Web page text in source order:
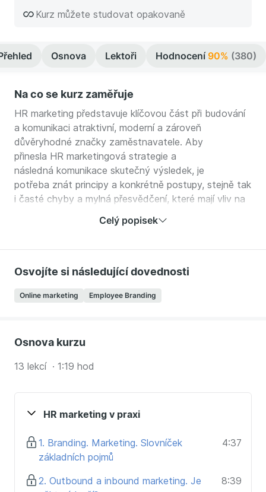
Kurz můžete studovat opakovaně
Osnova Lektoři Hodnocení 90% (380)
Na co se kurz zaměřuje
HR marketing představuje klíčovou část při budování
a komunikaci atraktivní, moderní a zároveň
důvěryhodné značky zaměstnavatele. Aby
přinesla HR marketingová strategie a
následná komunikace skutečný výsledek, je
potřeba znát principy a konkrétně postupy, stejně tak
i časté chyby a mylná přesvědčení, které mají vliv na
výsledné formováním a vnímáním značky
Proto si v tomto kurzu společně
představíme konkrétní principy, doporučení, postupy a
příklady z praxe, včetně následujících témat:
Co je v skutečností HR marketing?
Jak začít s HR marketingem?
Jak vytvořit moderní a zároveň funkční HR
zároveň důvěryhodným způsobem?
Co jsou brand archetypy? Proč je dobré mít
zadefinován svůj brand archetyp? Jak s ním pracovat
v praxi?
Jak přenést HR marketing na sociálně sítě a
Celý popisek
Osvojíte si následující dovednosti
Online marketing Employee Branding
Osnova kurzu
13 lekcí · 1:19 hod
HR marketing v praxi
1. Branding. Marketing. Slovníček
základních pojmů
4:37
2. Outbound a inbound marketing. Je
8:39